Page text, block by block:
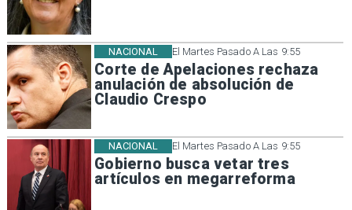
El Martes Pasado A Las 9:55
Corte de Apelaciones rechaza
anulación de absolución de
Claudio Crespo
NACIONAL
El Martes Pasado A Las 9:55
Gobierno busca vetar tres
artículos en megarreforma
NACIONAL